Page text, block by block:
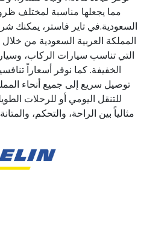
مما يجعلها مناسبة لمختلف
السعودية.في تاير فاستر، يمكنك
المملكة العربية السعودية من
التي تناسب سيارات الركاب،
الخفيفة. كما نوفر أسعاراً
توصيل سريع إلى جميع أنحاء
للتنقل اليومي أو للرحلات
مثالياً بين الراحة، والتحكم،